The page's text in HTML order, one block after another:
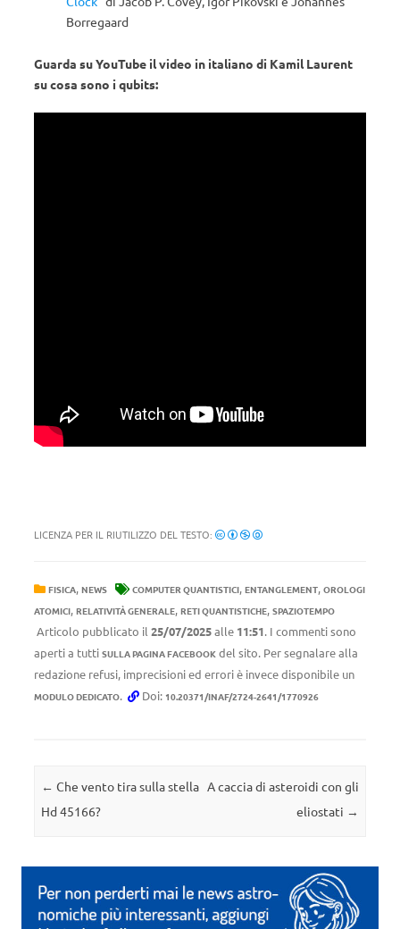
Borregaard
Guarda su YouTube il video in italiano di Kamil Laurent
su cosa sono i qubits:
LICENZA PER IL RIUTILIZZO DEL TESTO:
FISICA, NEWS COMPUTER QUANTISTICI, ENTANGLEMENT, OROLOGI
ATOMICI, RELATIVITÀ GENERALE, RETI QUANTISTICHE, SPAZIOTEMPO
Articolo pubblicato il 25/07/2025alle 11:51. I commenti sono
aperti a tutti SULLA PAGINA FACEBOOK del sito. Per segnalare alla
redazione refusi, imprecisioni ed errori è invece disponibile un
MODULO DEDICATO. Doi: 10.20371/INAF/2724-2641/1770926
Navigazione articolo
← Che vento tira sulla stella
Hd 45166?
A caccia di asteroidi con gli
eliostati →